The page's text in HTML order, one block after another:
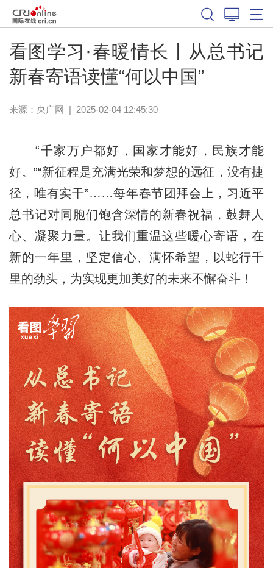
看图学习·春暖情长丨从总书记
新春寄语读懂“何以中国”
来源： 央广网 | 2025-02-04 12:45:30
“千家万户都好，国家才能好，民族才能
好。”“新征程是充满光荣和梦想的远征，没有捷
径，唯有实干”……每年春节团拜会上，习近平
总书记对同胞们饱含深情的新春祝福，鼓舞人
心、凝聚力量。让我们重温这些暖心寄语，在
新的一年里，坚定信心、满怀希望，以蛇行千
里的劲头，为实现更加美好的未来不懈奋斗！